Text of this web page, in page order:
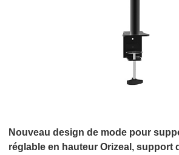
Nouveau design de mode pour
réglable en hauteur Orizeal, support